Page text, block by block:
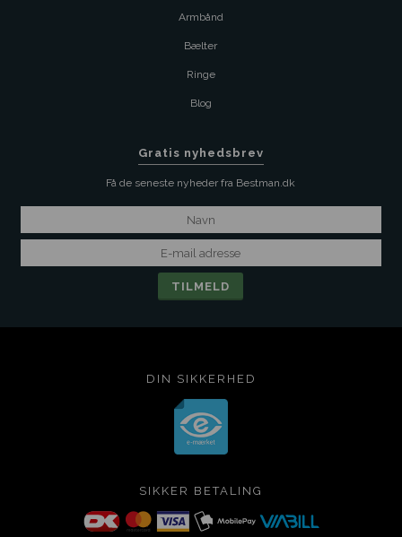
Armbånd
Bælter
Ringe
Blog
Gratis nyhedsbrev
Få de seneste nyheder fra Bestman.dk
DIN SIKKERHED
SIKKER BETALING